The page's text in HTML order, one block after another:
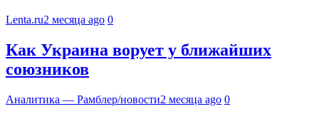
Lenta.ru2 месяца ago 0
Как Украина ворует у ближайших
союзников
Аналитика — Рамблер/новости2 месяца ago 0